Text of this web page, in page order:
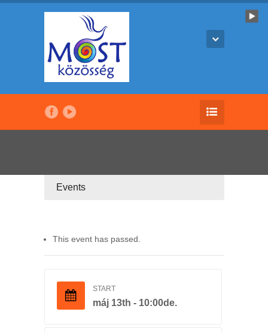
Events
This event has passed.
START
máj 13th - 10:00de.